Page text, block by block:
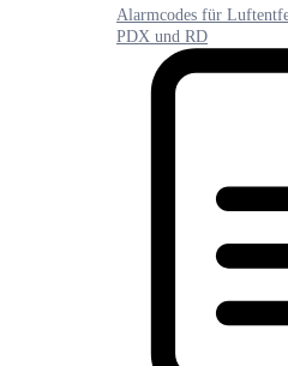
Alarmcodes für
PDX und RD